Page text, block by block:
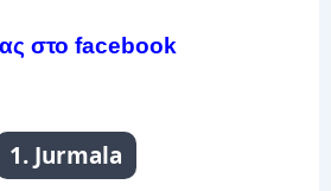
στο facebook
1. Jurmala